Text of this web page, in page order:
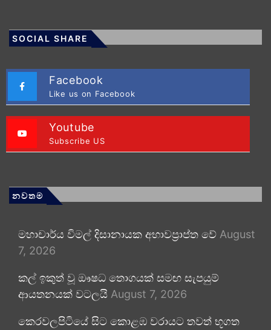
SOCIAL SHARE
Facebook
Like us on Facebook
Youtube
Subscribe US
නවතම
මහාචාර්ය විමල් දිසානායක අභාවප්‍රාප්ත වේ August
7, 2026
කල් ඉකුත් වූ ඖෂධ තොගයක් සමඟ සැපයුම්
ආයතනයක් වටලයි August 7, 2026
කෙරවලපිටියේ සිට කොළඹ වරායට තවත් භූගත